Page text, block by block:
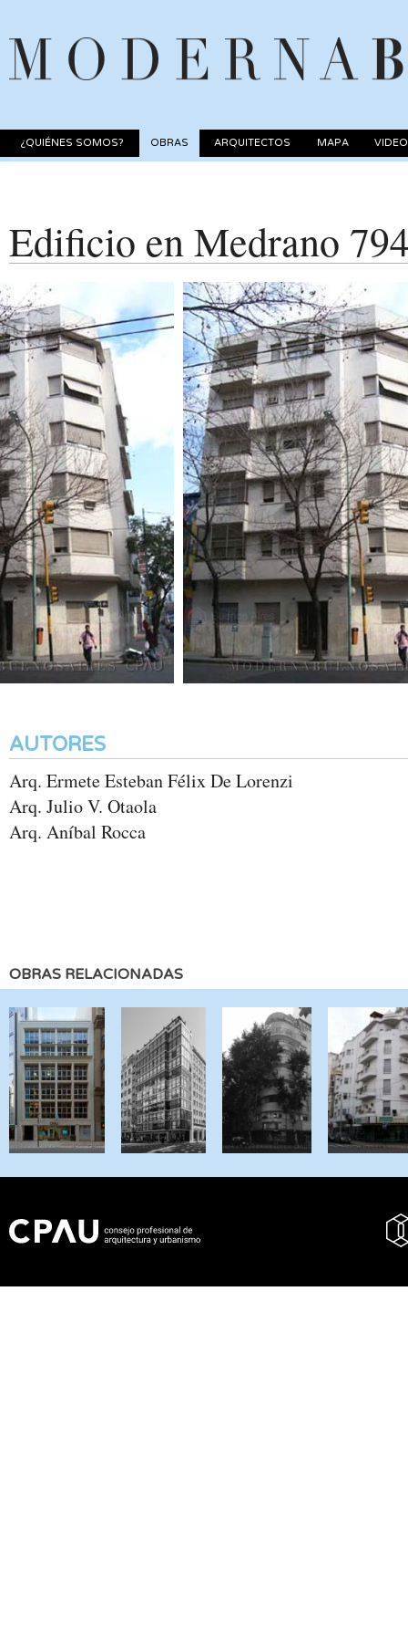
¿QUIÉNES SOMOS? OBRAS ARQUITECTOS MAPA
Edificio en Medrano
AUTORES
Arq. Ermete Esteban Félix De Lorenzi
Arq. Julio V. Otaola
Arq. Aníbal Rocca
OBRAS RELACIONADAS